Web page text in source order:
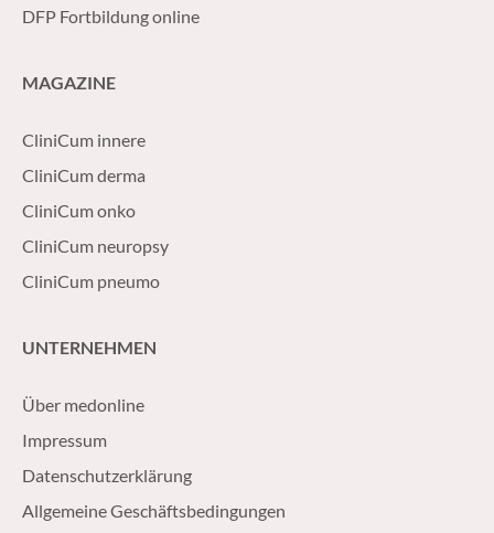
DFP Fortbildung online
MAGAZINE
CliniCum innere
CliniCum derma
CliniCum onko
CliniCum neuropsy
CliniCum pneumo
UNTERNEHMEN
Über medonline
Impressum
Datenschutzerklärung
Allgemeine Geschäftsbedingungen